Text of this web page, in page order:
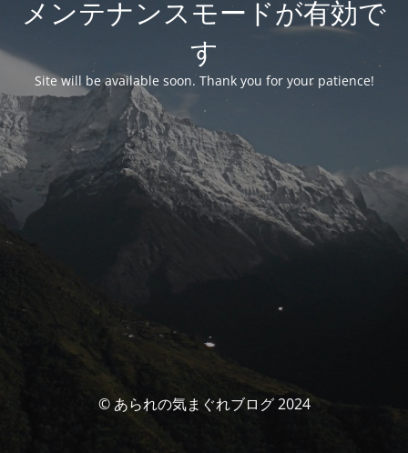
メンテナンスモードが有効で
す
Site will be available soon. Thank you for your patience!
© あられの気まぐれブログ 2024